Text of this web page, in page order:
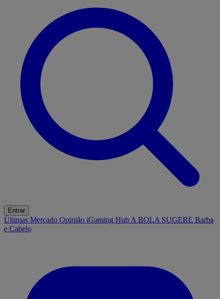
Entrar
Últimas Mercado Opinião iGaming Hub A BOLA SUGERE Barba
e Cabelo